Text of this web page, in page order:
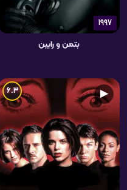
1997
بتمن و رابین
▶
6.3